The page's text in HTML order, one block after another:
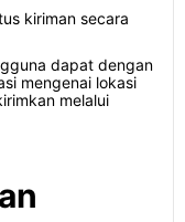
kiriman secara
dapat dengan
mengenai lokasi
melalui